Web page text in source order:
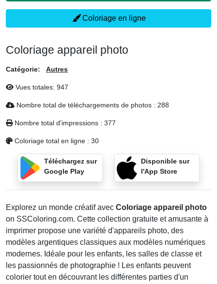
Coloriage en ligne
Coloriage appareil photo
Catégorie: Autres
Vues totales: 947
Nombre total de téléchargements de photos : 288
Nombre total d'impressions : 377
Coloriage total en ligne : 30
Téléchargez sur
Google Play
Disponible sur
l'App Store
Explorez un monde créatif avec Coloriage appareil photo
on SSColoring.com. Cette collection gratuite et amusante à
imprimer propose une variété d'appareils photo, des
modèles argentiques classiques aux modèles numériques
modernes. Idéale pour les enfants, les salles de classe et
les passionnés de photographie ! Les enfants peuvent
colorier tout en découvrant les différentes parties d'un